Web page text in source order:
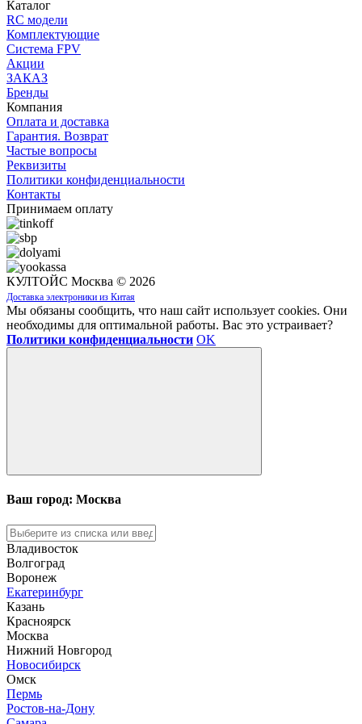
Каталог
RC модели
Комплектующие
Система FPV
Акции
ЗАКАЗ
Бренды
Компания
Оплата и доставка
Гарантия. Возврат
Частые вопросы
Реквизиты
Политики конфиденциальности
Контакты
Принимаем оплату
КУЛТОЙС Москва © 2026
Доставка электроники из Китая
Мы обязаны сообщить, что наш сайт использует cookies. Они
необходимы для оптимальной работы. Вас это устраивает?
Политики конфиденциальности OK
Ваш город: Москва
Владивосток
Волгоград
Воронеж
Екатеринбург
Казань
Красноярск
Москва
Нижний Новгород
Новосибирск
Омск
Пермь
Ростов-на-Дону